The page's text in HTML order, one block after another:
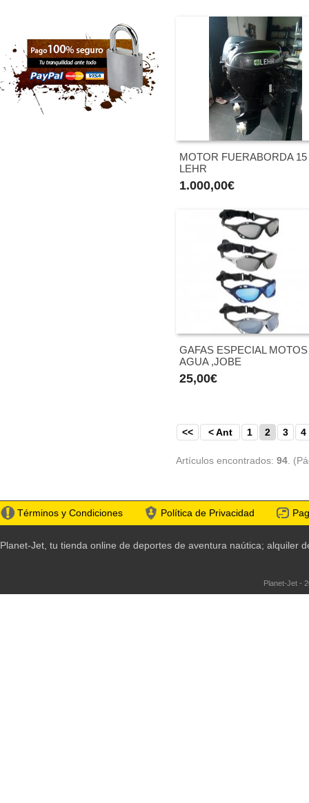
MOTOR FUERABORDA
LEHR
1.000,00€
GAFAS ESPECIAL
AGUA ,JOBE
25,00€
<< < Ant 1 2 3 4
Artículos encontrados: 94 .
Términos y Condiciones Política de Privacidad
Planet-Jet, tu tienda online de deportes de aventura naútica; alquiler
Planet-Jet -